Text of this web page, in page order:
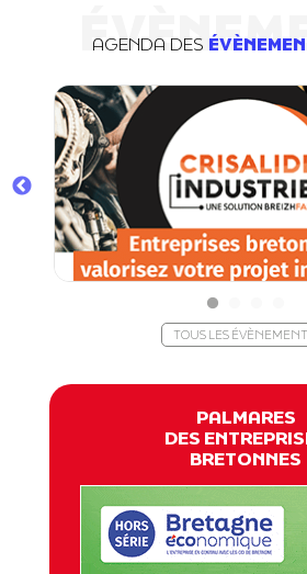
AGENDA DES
TOUS LES
PALMARES
DES
BRETONNES